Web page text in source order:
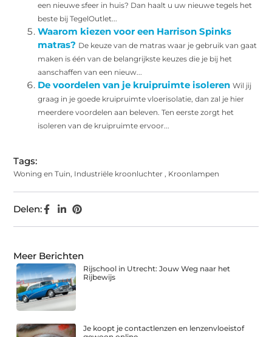
een nieuwe sfeer in huis? Dan haalt u uw nieuwe tegels het
beste bij TegelOutlet...
Waarom kiezen voor een Harrison Spinks
matras? De keuze van de matras waar je gebruik van gaat
maken is één van de belangrijkste keuzes die je bij het
aanschaffen van een nieuw...
De voordelen van je kruipruimte isoleren Wil jij
graag in je goede kruipruimte vloerisolatie, dan zal je hier
meerdere voordelen aan beleven. Ten eerste zorgt het
isoleren van de kruipruimte ervoor...
Tags:
Woning en Tuin, Industriële kroonluchter , Kroonlampen
Delen:
Meer Berichten
Rijschool in Utrecht: Jouw Weg naar het
Rijbewijs
Je koopt je contactlenzen en lenzenvloeistof